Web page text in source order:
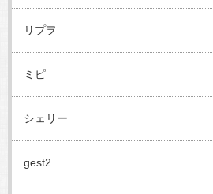
リプヲ
ミピ
シェリー
gest2